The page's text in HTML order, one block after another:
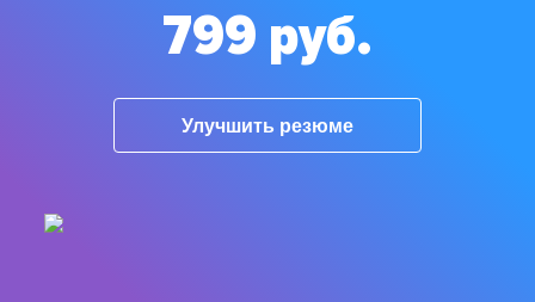
799 руб.
Улучшить резюме